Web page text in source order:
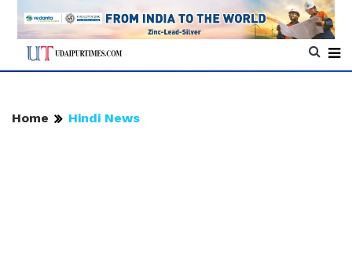
Home Hindi News